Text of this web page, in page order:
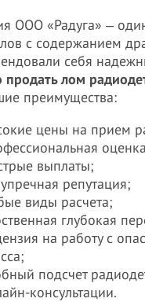
ООО «Радуга» ‒
с содержанием
себя
продать лом
преимущества:
цены на прием
выплаты;
репутация;
виды расчета;
глубокая
на работу с
подсчет
консультации.